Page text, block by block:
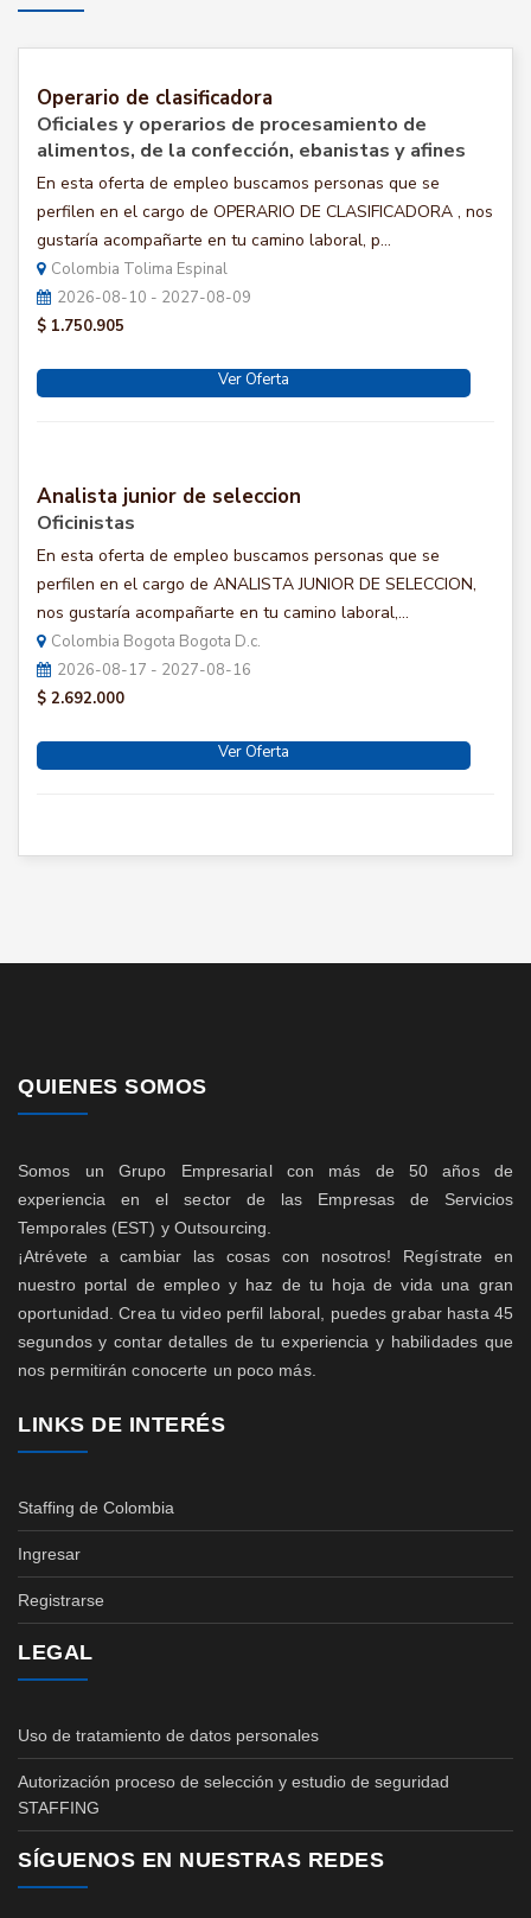
Operario de clasificadora
Oficiales y operarios de procesamiento de
alimentos, de la confección, ebanistas y afines
En esta oferta de empleo buscamos personas que se
perfilen en el cargo de OPERARIO DE CLASIFICADORA , nos
gustaría acompañarte en tu camino laboral, p...
Colombia Tolima Espinal
2026-08-10 - 2027-08-09
$ 1.750.905
Ver Oferta
Analista junior de seleccion
Oficinistas
En esta oferta de empleo buscamos personas que se
perfilen en el cargo de ANALISTA JUNIOR DE SELECCION,
nos gustaría acompañarte en tu camino laboral,...
Colombia Bogota Bogota D.c.
2026-08-17 - 2027-08-16
$ 2.692.000
Ver Oferta
QUIENES SOMOS
Somos un Grupo Empresarial con más de 50 años de
experiencia en el sector de las Empresas de Servicios
Temporales (EST) y Outsourcing.
¡Atrévete a cambiar las cosas con nosotros! Regístrate en
nuestro portal de empleo y haz de tu hoja de vida una gran
oportunidad. Crea tu video perfil laboral, puedes grabar hasta 45
segundos y contar detalles de tu experiencia y habilidades que
nos permitirán conocerte un poco más.
LINKS DE INTERÉS
Staffing de Colombia
Ingresar
Registrarse
LEGAL
Uso de tratamiento de datos personales
Autorización proceso de selección y estudio de seguridad
STAFFING
SÍGUENOS EN NUESTRAS REDES